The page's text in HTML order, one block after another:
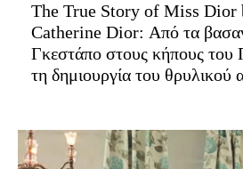
The True Story of Miss Dior
Catherine Dior: Από τα
Γκεστάπο στους κήπους του
τη δημιουργία του θρυλικού